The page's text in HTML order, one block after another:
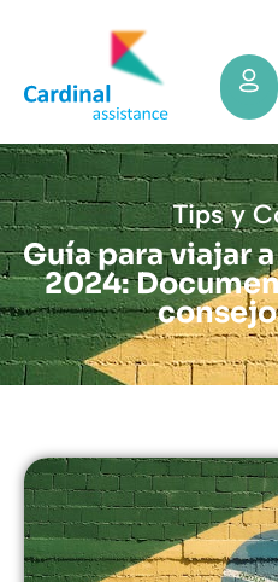
Tips y
Guía para viajar
2024: